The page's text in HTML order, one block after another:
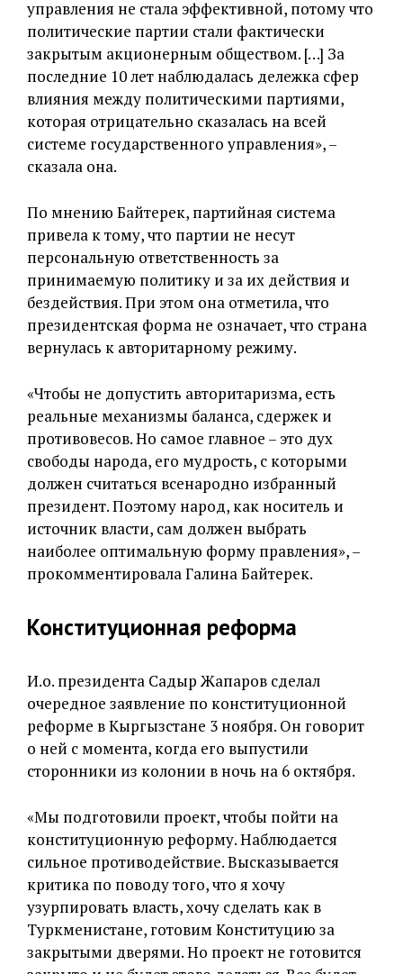
управления не стала эффективной, потому что
политические партии стали фактически
закрытым акционерным обществом. […] За
последние 10 лет наблюдалась дележка сфер
влияния между политическими партиями,
которая отрицательно сказалась на всей
системе государственного управления», –
сказала она.
По мнению Байтерек, партийная система
привела к тому, что партии не несут
персональную ответственность за
принимаемую политику и за их действия и
бездействия. При этом она отметила, что
президентская форма не означает, что страна
вернулась к авторитарному режиму.
«Чтобы не допустить авторитаризма, есть
реальные механизмы баланса, сдержек и
противовесов. Но самое главное – это дух
свободы народа, его мудрость, с которыми
должен считаться всенародно избранный
президент. Поэтому народ, как носитель и
источник власти, сам должен выбрать
наиболее оптимальную форму правления», –
прокомментировала Галина Байтерек.
Конституционная реформа
И.о. президента Садыр Жапаров сделал
очередное заявление по конституционной
реформе в Кыргызстане 3 ноября. Он говорит
о ней с момента, когда его выпустили
сторонники из колонии в ночь на 6 октября.
«Мы подготовили проект, чтобы пойти на
конституционную реформу. Наблюдается
сильное противодействие. Высказывается
критика по поводу того, что я хочу
узурпировать власть, хочу сделать как в
Туркменистане, готовим Конституцию за
закрытыми дверями. Но проект не готовится